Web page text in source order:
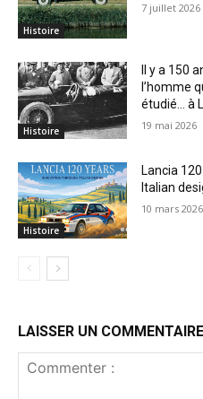
Histoire
7 juillet 2026
Histoire
Il y a 150
l’homme
étudié… à
19 mai 2026
Histoire
Lancia
Italian
10 mars 2026
LAISSER UN COMMENTAIRE